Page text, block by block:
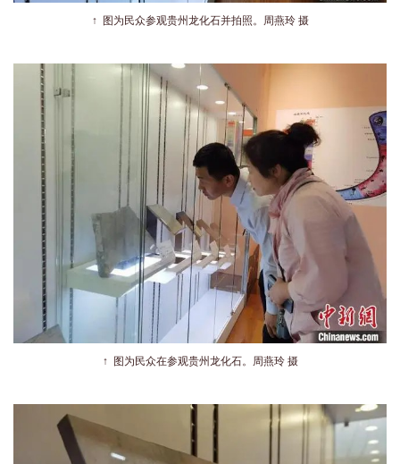
↑ 图为民众参观贵州龙化石并拍照。周燕玲 摄
↑ 图为民众在参观贵州龙化石。周燕玲 摄